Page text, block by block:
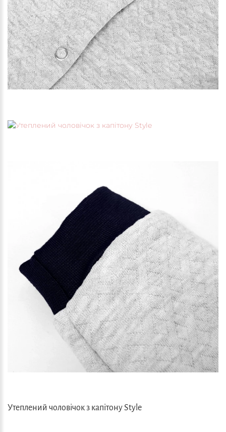
Утеплений чоловічок з капітону Style